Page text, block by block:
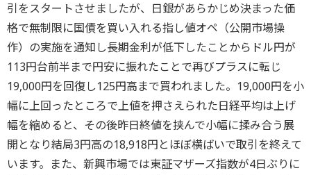
引をスタートさせましたが、日銀があらかじめ決まった価
格で無制限に国債を買い入れる指し値オペ（公開市場操
作）の実施を通知し長期金利が低下したことからドル円が
113円台前半まで円安に振れたことで再びプラスに転じ
19,000円を回復し125円高まで買われました。19,000円を小
幅に上回ったところで上値を押さえられた日経平均は上げ
幅を縮めると、その後昨日終値を挟んで小幅に揉み合う展
開となり結局3円高の18,918円とほぼ横ばいで取引を終えて
います。また、新興市場では東証マザーズ指数が4日ぶりに